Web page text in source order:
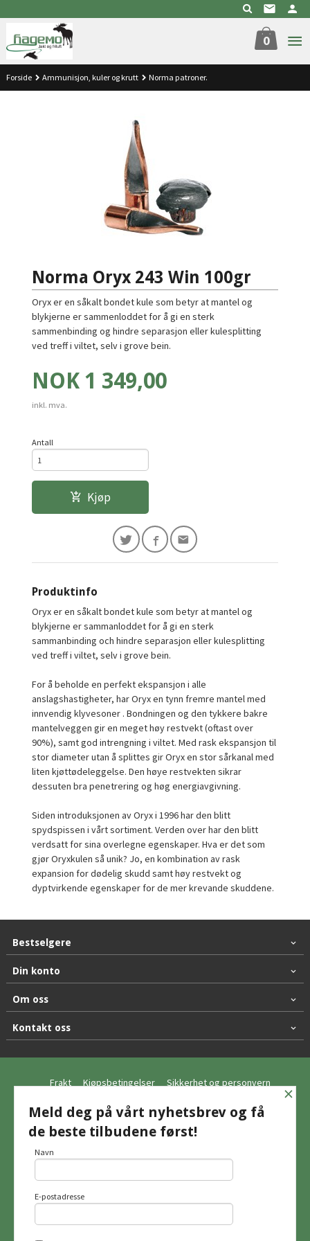
til
innholdet
0
Forside Ammunisjon, kuler og krutt Norma patroner.
Norma Oryx 243 Win 100gr
Oryx er en såkalt bondet kule som betyr at mantel og
blykjerne er sammenloddet for å gi en sterk
sammenbinding og hindre separasjon eller kulesplitting
ved treff i viltet, selv i grove bein.
Pris
NOK 1 349,00
inkl. mva.
Antall
Kjøp
Produktinfo
Oryx er en såkalt bondet kule som betyr at mantel og
blykjerne er sammanloddet for å gi en sterk
sammanbinding och hindre separasjon eller kulesplitting
ved treff i viltet, selv i grove bein.
For å beholde en perfekt ekspansjon i alle
anslagshastigheter, har Oryx en tynn fremre mantel med
innvendig klyvesoner . Bondningen og den tykkere bakre
mantelveggen gir en meget høy restvekt (oftast over
90%), samt god intrengning i viltet. Med rask ekspansjon til
stor diameter utan å splittes gir Oryx en stor sårkanal med
liten kjøttødeleggelse. Den høye restvekten sikrar
dessuten bra penetrering og høg energiavgivning.
Siden introduksjonen av Oryx i 1996 har den blitt
spydspissen i vårt sortiment. Verden over har den blitt
verdsatt for sina overlegne egenskaper. Hva er det som
gjør Oryxkulen så unik? Jo, en kombination av rask
expansion for dødelig skudd samt høy restvekt og
dyptvirkende egenskaper for de mer krevande skuddene.
Bestselgere
Din konto
Om oss
Kontakt oss
Frakt Kjøpsbetingelser Sikkerhet og personvern
Nyhetsbrev
© Hagemo Jakt og Friluft AS
Vår nettbutikk bruker cookies slik at du
×
Meld deg på vårt nyhetsbrev og få
de beste tilbudene først!
Navn
E-postadresse